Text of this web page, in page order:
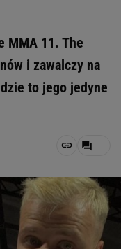
MMA 11. The
i zawalczy na
to jego jedyne